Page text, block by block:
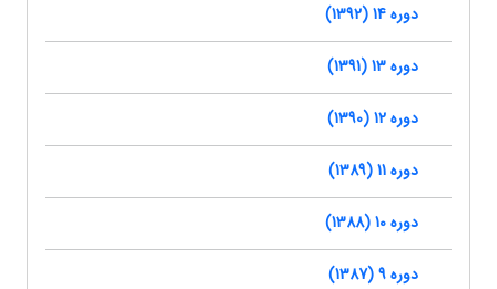
دوره 14 (1392)
دوره 13 (1391)
دوره 12 (1390)
دوره 11 (1389)
دوره 10 (1388)
دوره 9 (1387)